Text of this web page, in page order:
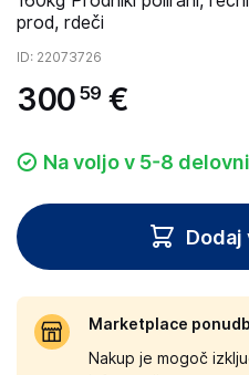
prod, rdeči
ID: 22073726
300 59 €
Na voljo v 5-8
Dodaj
Marketplace
Nakup je mogoč